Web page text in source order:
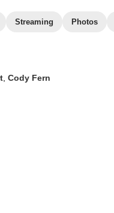
Streaming Photos
Cody Fern